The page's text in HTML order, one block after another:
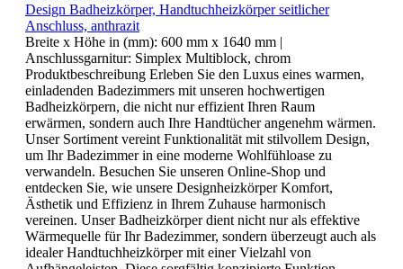
Design Badheizkörper, Handtuchheizkörper seitlicher
Anschluss, anthrazit
Breite x Höhe in (mm): 600 mm x 1640 mm |
Anschlussgarnitur: Simplex Multiblock, chrom
Produktbeschreibung Erleben Sie den Luxus eines warmen,
einladenden Badezimmers mit unseren hochwertigen
Badheizkörpern, die nicht nur effizient Ihren Raum
erwärmen, sondern auch Ihre Handtücher angenehm wärmen.
Unser Sortiment vereint Funktionalität mit stilvollem Design,
um Ihr Badezimmer in eine moderne Wohlfühloase zu
verwandeln. Besuchen Sie unseren Online-Shop und
entdecken Sie, wie unsere Designheizkörper Komfort,
Ästhetik und Effizienz in Ihrem Zuhause harmonisch
vereinen. Unser Badheizkörper dient nicht nur als effektive
Wärmequelle für Ihr Badezimmer, sondern überzeugt auch als
idealer Handtuchheizkörper mit einer Vielzahl von